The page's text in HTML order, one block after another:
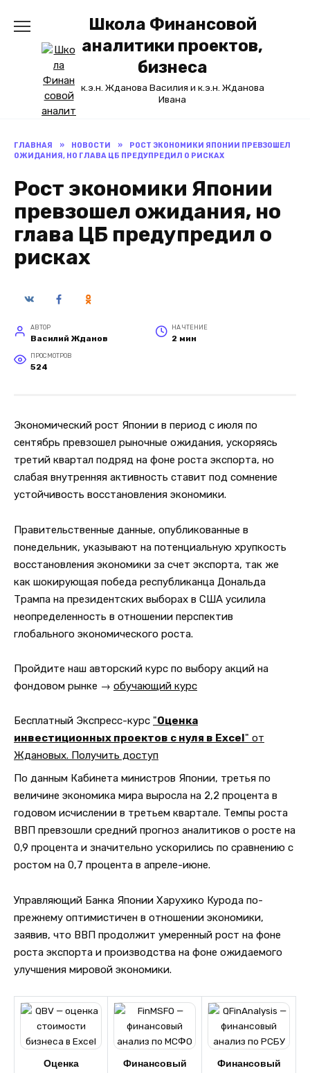
Школа Финансовой
аналитики проектов,
бизнеса
к.э.н. Жданова Василия и к.э.н. Жданова
Ивана
ГЛАВНАЯ » НОВОСТИ »
РОСТ ЭКОНОМИКИ ЯПОНИИ ПРЕВЗОШЕЛ
ОЖИДАНИЯ, НО ГЛАВА ЦБ ПРЕДУПРЕДИЛ О РИСКАХ
Рост экономики Японии
превзошел ожидания, но
глава ЦБ предупредил о
рисках
АВТОР
Василий Жданов
НА ЧТЕНИЕ
2 мин
ПРОСМОТРОВ
524
Экономический рост Японии в период с июля по
сентябрь превзошел рыночные ожидания, ускоряясь
третий квартал подряд на фоне роста экспорта, но
слабая внутренняя активность ставит под сомнение
устойчивость восстановления экономики.
Правительственные данные, опубликованные в
понедельник, указывают на потенциальную хрупкость
восстановления экономики за счет экспорта, так же
как шокирующая победа республиканца Дональда
Трампа на президентских выборах в США усилила
неопределенность в отношении перспектив
глобального экономического роста.
Пройдите наш авторский курс по выбору акций на
фондовом рынке → обучающий курс
Бесплатный Экспресс-курс "Оценка
инвестиционных проектов с нуля в Excel" от
Ждановых. Получить доступ
По данным Кабинета министров Японии, третья по
величине экономика мира выросла на 2,2 процента в
годовом исчислении в третьем квартале. Темпы роста
ВВП превзошли средний прогноз аналитиков о росте на
0,9 процента и значительно ускорились по сравнению с
ростом на 0,7 процента в апреле-июне.
Управляющий Банка Японии Харухико Курода по-
прежнему оптимистичен в отношении экономики,
заявив, что ВВП продолжит умеренный рост на фоне
роста экспорта и производства на фоне ожидаемого
улучшения мировой экономики.
Оценка
Финансовый
Финансовый